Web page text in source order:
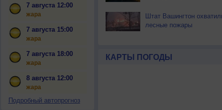
7 августа 12:00
жара
7 августа 15:00
жара
7 августа 18:00
жара
8 августа 12:00
жара
Подробный автопрогноз
Штат Вашингтон
лесные пожары
КАРТЫ ПОГОДЫ